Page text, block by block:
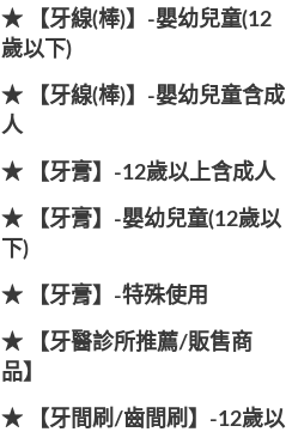
★ 【牙線(棒)】-嬰幼兒童(12
歲以下)
★ 【牙線(棒)】-嬰幼兒童含成
人
★ 【牙膏】-12歲以上含成人
★ 【牙膏】-嬰幼兒童(12歲以
下)
★ 【牙膏】-特殊使用
★ 【牙醫診所推薦/販售商
品】
★ 【牙間刷/齒間刷】-12歲以